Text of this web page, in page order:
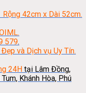
42cm x Dài 52cm.
579.
và Dịch vụ Uy Tín.
24H tại Lâm Đồng,
Khánh Hòa, Phú